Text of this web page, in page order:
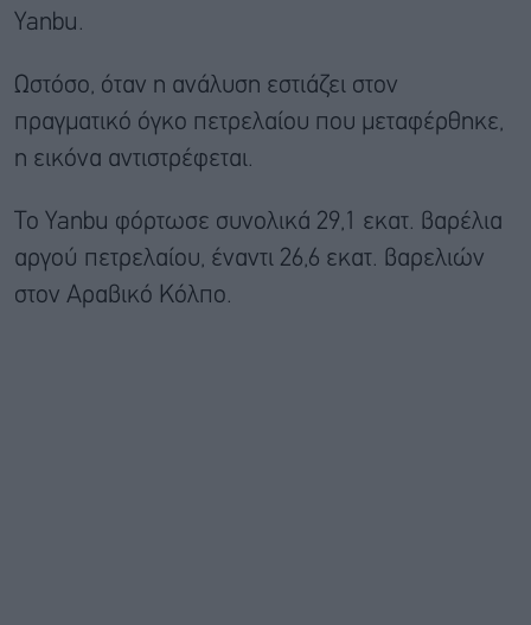
Yanbu.
Ωστόσο, όταν η ανάλυση εστιάζει στον
πραγματικό όγκο πετρελαίου που μεταφέρθηκε,
η εικόνα αντιστρέφεται.
Το Yanbu φόρτωσε συνολικά 29,1 εκατ. βαρέλια
αργού πετρελαίου, έναντι 26,6 εκατ. βαρελιών
στον Αραβικό Κόλπο.